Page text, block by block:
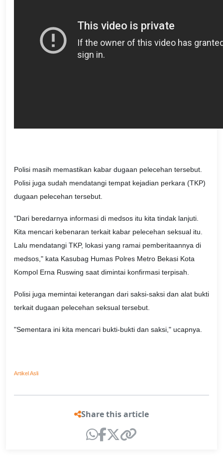
Polisi masih memastikan kabar dugaan pelecehan tersebut.
Polisi juga sudah mendatangi tempat kejadian perkara (TKP)
dugaan pelecehan tersebut.
"Dari beredarnya informasi di medsos itu kita tindak lanjuti.
Kita mencari kebenaran terkait kabar pelecehan seksual itu.
Lalu mendatangi TKP, lokasi yang ramai pemberitaannya di
medsos," kata Kasubag Humas Polres Metro Bekasi Kota
Kompol Erna Ruswing saat dimintai konfirmasi terpisah.
Polisi juga memintai keterangan dari saksi-saksi dan alat bukti
terkait dugaan pelecehan seksual tersebut.
"Sementara ini kita mencari bukti-bukti dan saksi," ucapnya.
Artikel Asli
Share this article